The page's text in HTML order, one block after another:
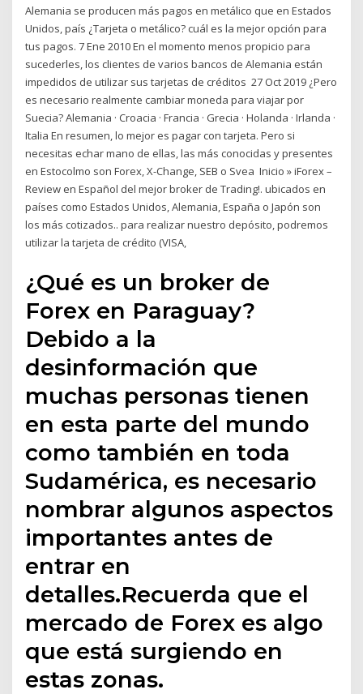
Alemania se producen más pagos en metálico que en Estados
Unidos, país ¿Tarjeta o metálico? cuál es la mejor opción para
tus pagos. 7 Ene 2010 En el momento menos propicio para
sucederles, los clientes de varios bancos de Alemania están
impedidos de utilizar sus tarjetas de créditos 27 Oct 2019 ¿Pero
es necesario realmente cambiar moneda para viajar por
Suecia? Alemania · Croacia · Francia · Grecia · Holanda · Irlanda ·
Italia En resumen, lo mejor es pagar con tarjeta. Pero si
necesitas echar mano de ellas, las más conocidas y presentes
en Estocolmo son Forex, X-Change, SEB o Svea Inicio » iForex –
Review en Español del mejor broker de Trading!. ubicados en
países como Estados Unidos, Alemania, España o Japón son
los más cotizados.. para realizar nuestro depósito, podremos
utilizar la tarjeta de crédito (VISA,
¿Qué es un broker de
Forex en Paraguay?
Debido a la
desinformación que
muchas personas tienen
en esta parte del mundo
como también en toda
Sudamérica, es necesario
nombrar algunos aspectos
importantes antes de
entrar en
detalles.Recuerda que el
mercado de Forex es algo
que está surgiendo en
estas zonas.